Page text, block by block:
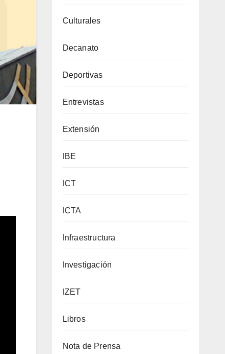
Culturales
Decanato
Deportivas
Entrevistas
Extensión
IBE
ICT
ICTA
Infraestructura
Investigación
IZET
Libros
Nota de Prensa